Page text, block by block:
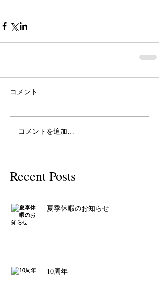
コメント
コメントを追加…
Recent Posts
夏季休暇のお知らせ
10周年